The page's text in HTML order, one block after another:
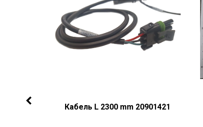
Кабель L 2300 mm 20901421